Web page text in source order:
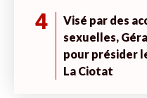
4
Visé par des
sexuelles,
pour présider
La Ciotat